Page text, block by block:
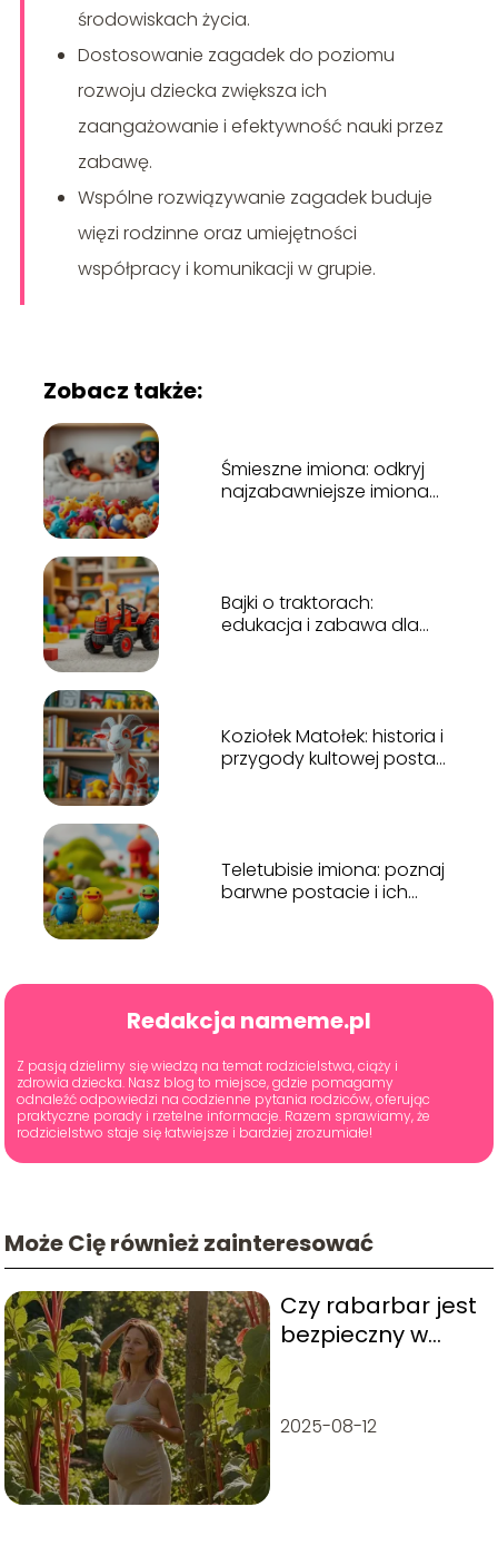
środowiskach życia.
Dostosowanie zagadek do poziomu
rozwoju dziecka zwiększa ich
zaangażowanie i efektywność nauki przez
zabawę.
Wspólne rozwiązywanie zagadek buduje
więzi rodzinne oraz umiejętności
współpracy i komunikacji w grupie.
Zobacz także:
Śmieszne imiona: odkryj
najzabawniejsze imiona
Bajki o traktorach:
edukacja i zabawa dla
Koziołek Matołek: historia i
przygody kultowej postaci
Teletubisie imiona: poznaj
barwne postacie i ich
Redakcja nameme.pl
Z pasją dzielimy się wiedzą na temat rodzicielstwa, ciąży i
zdrowia dziecka. Nasz blog to miejsce, gdzie pomagamy
odnaleźć odpowiedzi na codzienne pytania rodziców, oferując
praktyczne porady i rzetelne informacje. Razem sprawiamy, że
rodzicielstwo staje się łatwiejsze i bardziej zrozumiałe!
Może Cię również zainteresować
Czy rabarbar jest
bezpieczny w
2025-08-12